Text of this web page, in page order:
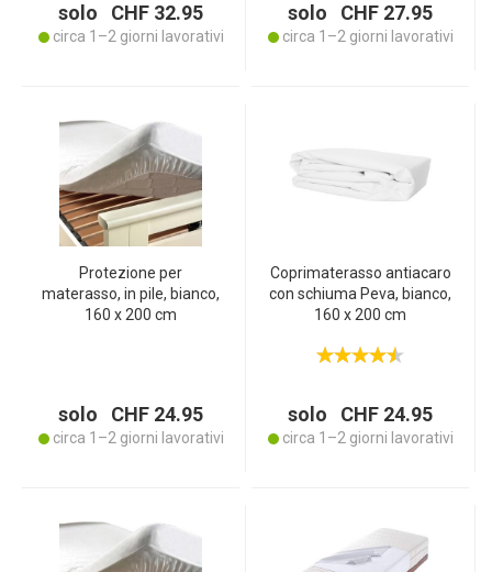
solo CHF 32.95
circa 1–2 giorni lavorativi
solo CHF 27.95
circa 1–2 giorni lavorativi
Protezione per
materasso, in pile, bianco,
160 x 200 cm
solo CHF 24.95
circa 1–2 giorni lavorativi
Coprimaterasso antiacaro
con schiuma Peva, bianco,
160 x 200 cm
solo CHF 24.95
circa 1–2 giorni lavorativi